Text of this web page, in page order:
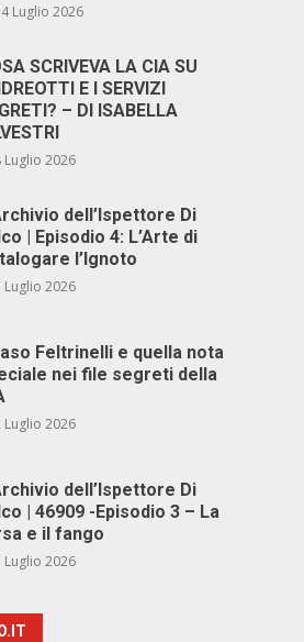
Luglio 2026
SCRIVEVA LA CIA SU
E I SERVIZI
– DI ISABELLA
Luglio 2026
dell’Ispettore Di
| Episodio 4: L’Arte di
l’Ignoto
Luglio 2026
Feltrinelli e quella nota
nei file segreti della
Luglio 2026
dell’Ispettore Di
| 46909 -Episodio 3 – La
e il fango
Luglio 2026